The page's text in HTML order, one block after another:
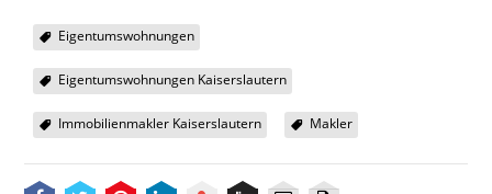
Eigentumswohnungen
Eigentumswohnungen Kaiserslautern
Immobilienmakler Kaiserslautern Makler